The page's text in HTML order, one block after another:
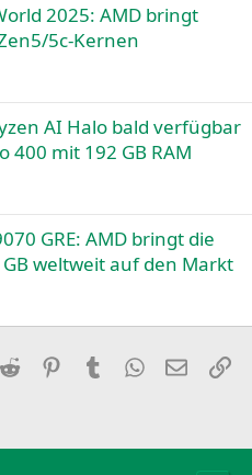
2025: AMD bringt
5c-Kernen
AI Halo bald verfügbar
400 mit 192 GB RAM
GRE: AMD bringt die
weltweit auf den Markt
Reddit PinterestTumblr WhatsApp
E-Mail